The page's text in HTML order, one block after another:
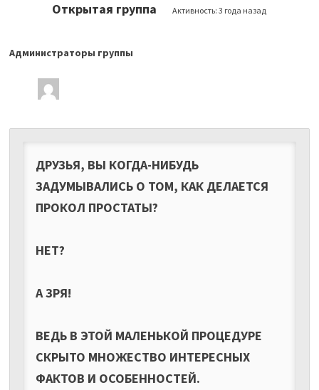
Открытая группа Активность:3 года назад
Лидеры
группы
Администраторы группы
ДРУЗЬЯ, ВЫ КОГДА-НИБУДЬ
ЗАДУМЫВАЛИСЬ О ТОМ, КАК ДЕЛАЕТСЯ
ПРОКОЛ ПРОСТАТЫ?
НЕТ?
А ЗРЯ!
ВЕДЬ В ЭТОЙ МАЛЕНЬКОЙ ПРОЦЕДУРЕ
СКРЫТО МНОЖЕСТВО ИНТЕРЕСНЫХ
ФАКТОВ И ОСОБЕННОСТЕЙ.